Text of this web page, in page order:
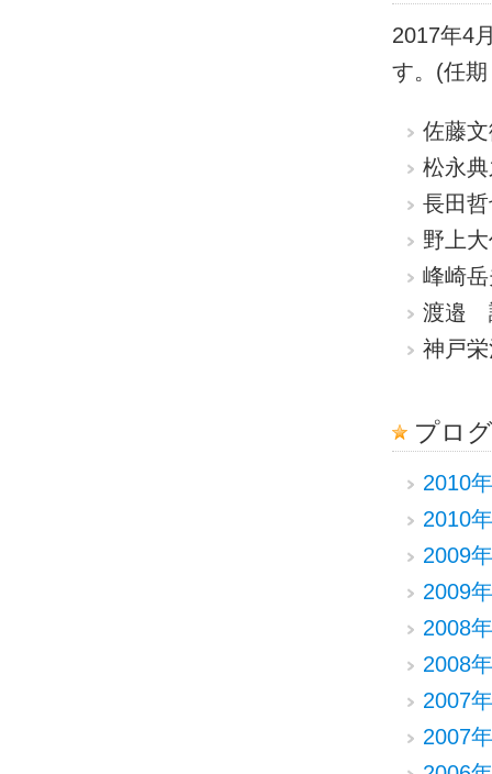
2017年4
す。(任
佐藤
松永
長田
野上
峰崎
渡邉
神戸
プロ
2010
2010
2009
2009
2008
2008
2007
2007